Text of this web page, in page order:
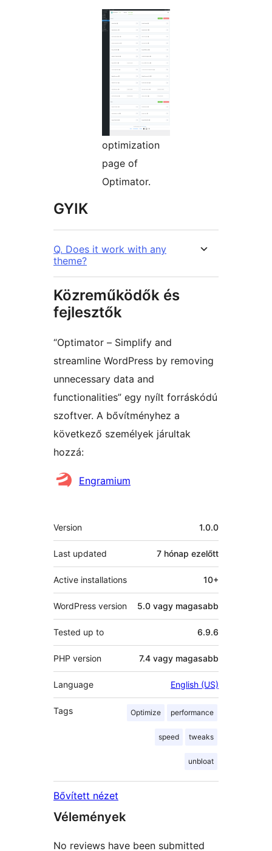
optimization
page of
Optimator.
GYIK
Q. Does it work with any
theme?
Közreműködők és
fejlesztők
“Optimator – Simplify and
streamline WordPress by removing
unnecessary data and
functionalities” egy nyílt forráskódú
szoftver. A bővítményhez a
következő személyek járultak
hozzá:
Közreműködők
Engramium
Meta
Version 1.0.0
Last updated 7 hónap ezelőtt
Active installations 10+
WordPress version 5.0 vagy magasabb
Tested up to 6.9.6
PHP version 7.4 vagy magasabb
Language English (US)
Tags Optimize performance
speed tweaks
unbloat
Bővített nézet
Vélemények
No reviews have been submitted